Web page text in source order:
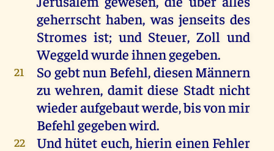
geherrscht haben,was jenseits des
Stromes ist; und Steuer,Zoll und
Weggeldwurdeihnengegeben.
21 So gebtnun Befehl,diesenMännern
zu wehren, damit diese Stadt nicht
wiederaufgebautwerde,bisvonmir
Befehlgegebenwird.
22 Undhütet euch,hierin einenFehler